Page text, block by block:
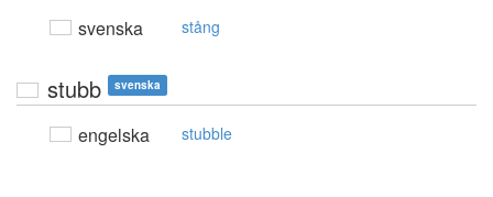
svenska stång
stubb svenska
engelska stubble